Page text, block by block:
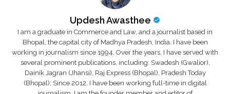
Updesh Awasthee
I am a graduate in Commerce and Law, and a journalist based in
Bhopal, the capital city of Madhya Pradesh, India. I have been
working in journalism since 1994. Over the years, I have served with
several prominent publications, including: Swadesh (Gwalior),
Dainik Jagran (Jhansi), Raj Express (Bhopal), Pradesh Today
(Bhopal); Since 2012, I have been working full-time in digital